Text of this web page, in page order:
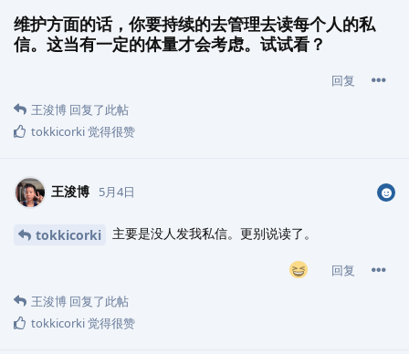
维护方面的话，你要持续的去管理去读每个人的私
信。这当有一定的体量才会考虑。试试看？
回复
王浚博 回复了此帖
tokkicorki觉得很赞
王浚博 5月4日
tokkicorki 主要是没人发我私信。更别说读了。
回复
王浚博 回复了此帖
tokkicorki觉得很赞